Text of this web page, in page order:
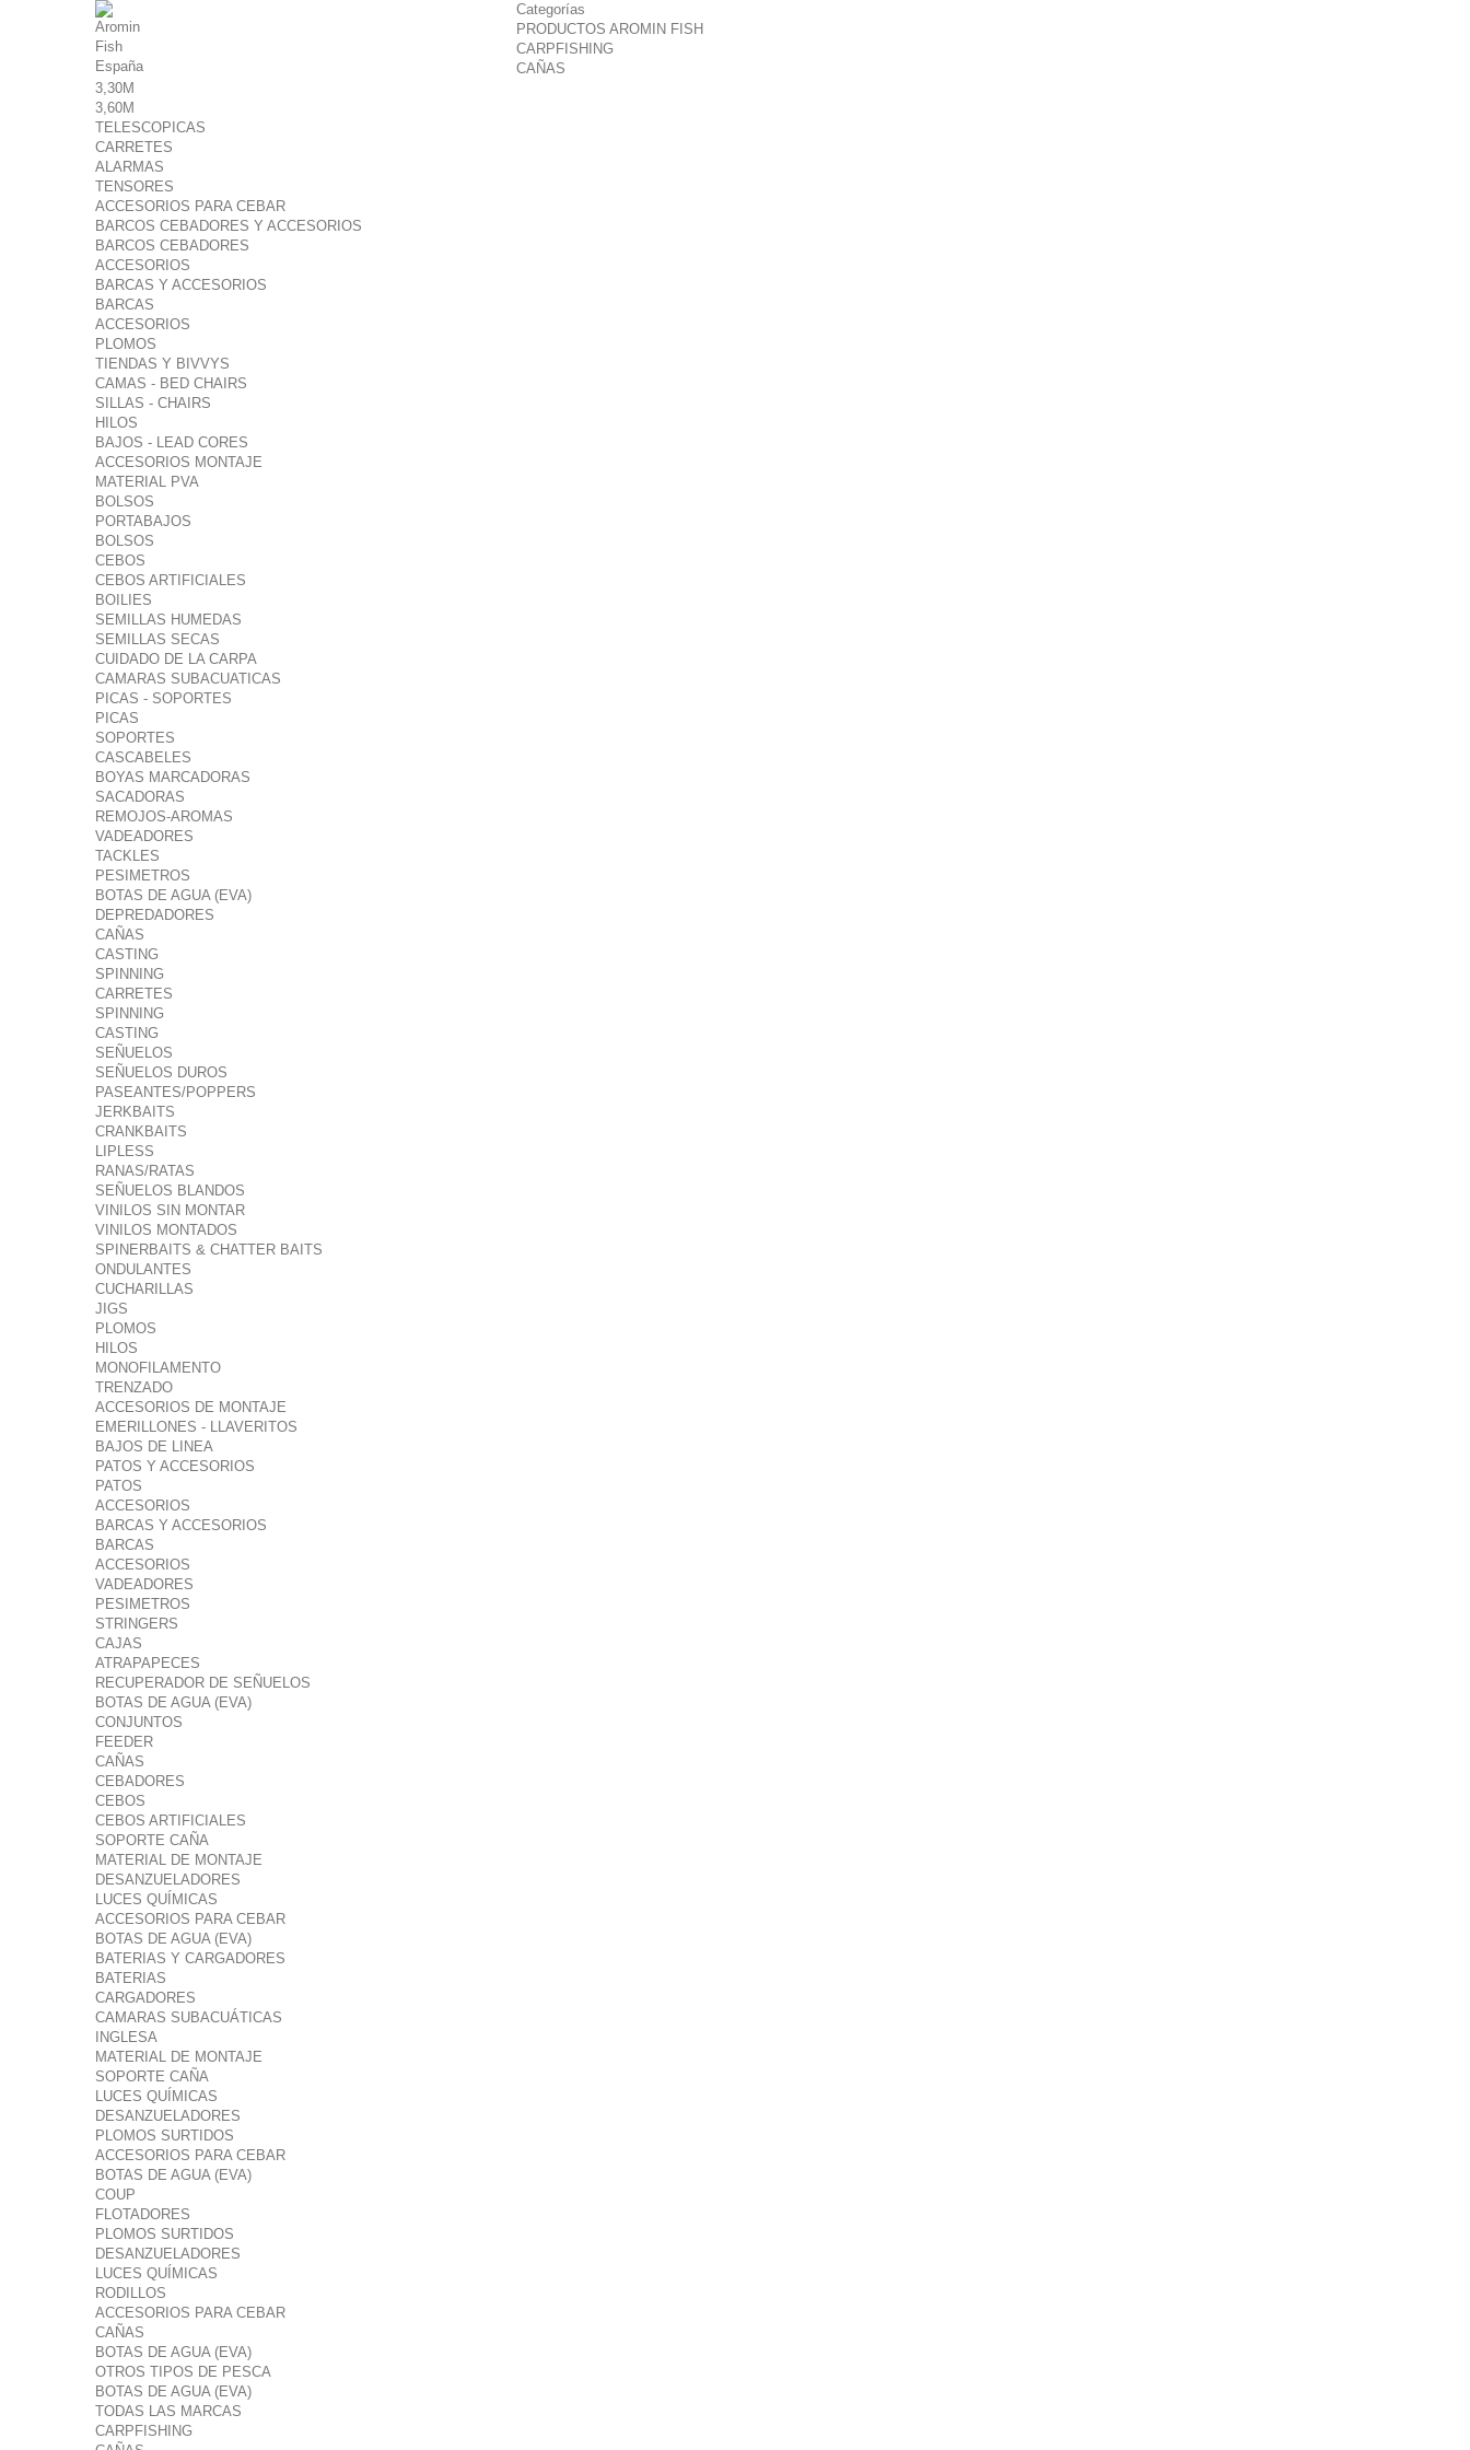
Categorías
PRODUCTOS AROMIN FISH
CARPFISHING
CAÑAS
3,30M
3,60M
TELESCOPICAS
CARRETES
ALARMAS
TENSORES
ACCESORIOS PARA CEBAR
BARCOS CEBADORES Y ACCESORIOS
BARCOS CEBADORES
ACCESORIOS
BARCAS Y ACCESORIOS
BARCAS
ACCESORIOS
PLOMOS
TIENDAS Y BIVVYS
CAMAS - BED CHAIRS
SILLAS - CHAIRS
HILOS
BAJOS - LEAD CORES
ACCESORIOS MONTAJE
MATERIAL PVA
BOLSOS
PORTABAJOS
BOLSOS
CEBOS
CEBOS ARTIFICIALES
BOILIES
SEMILLAS HUMEDAS
SEMILLAS SECAS
CUIDADO DE LA CARPA
CAMARAS SUBACUATICAS
PICAS - SOPORTES
PICAS
SOPORTES
CASCABELES
BOYAS MARCADORAS
SACADORAS
REMOJOS-AROMAS
VADEADORES
TACKLES
PESIMETROS
BOTAS DE AGUA (EVA)
DEPREDADORES
CAÑAS
CASTING
SPINNING
CARRETES
SPINNING
CASTING
SEÑUELOS
SEÑUELOS DUROS
PASEANTES/POPPERS
JERKBAITS
CRANKBAITS
LIPLESS
RANAS/RATAS
SEÑUELOS BLANDOS
VINILOS SIN MONTAR
VINILOS MONTADOS
SPINERBAITS & CHATTER BAITS
ONDULANTES
CUCHARILLAS
JIGS
PLOMOS
HILOS
MONOFILAMENTO
TRENZADO
ACCESORIOS DE MONTAJE
EMERILLONES - LLAVERITOS
BAJOS DE LINEA
PATOS Y ACCESORIOS
PATOS
ACCESORIOS
BARCAS Y ACCESORIOS
BARCAS
ACCESORIOS
VADEADORES
PESIMETROS
STRINGERS
CAJAS
ATRAPAPECES
RECUPERADOR DE SEÑUELOS
BOTAS DE AGUA (EVA)
CONJUNTOS
FEEDER
CAÑAS
CEBADORES
CEBOS
CEBOS ARTIFICIALES
SOPORTE CAÑA
MATERIAL DE MONTAJE
DESANZUELADORES
LUCES QUÍMICAS
ACCESORIOS PARA CEBAR
BOTAS DE AGUA (EVA)
BATERIAS Y CARGADORES
BATERIAS
CARGADORES
CAMARAS SUBACUÁTICAS
INGLESA
MATERIAL DE MONTAJE
SOPORTE CAÑA
LUCES QUÍMICAS
DESANZUELADORES
PLOMOS SURTIDOS
ACCESORIOS PARA CEBAR
BOTAS DE AGUA (EVA)
COUP
FLOTADORES
PLOMOS SURTIDOS
DESANZUELADORES
LUCES QUÍMICAS
RODILLOS
ACCESORIOS PARA CEBAR
CAÑAS
BOTAS DE AGUA (EVA)
OTROS TIPOS DE PESCA
BOTAS DE AGUA (EVA)
TODAS LAS MARCAS
CARPFISHING